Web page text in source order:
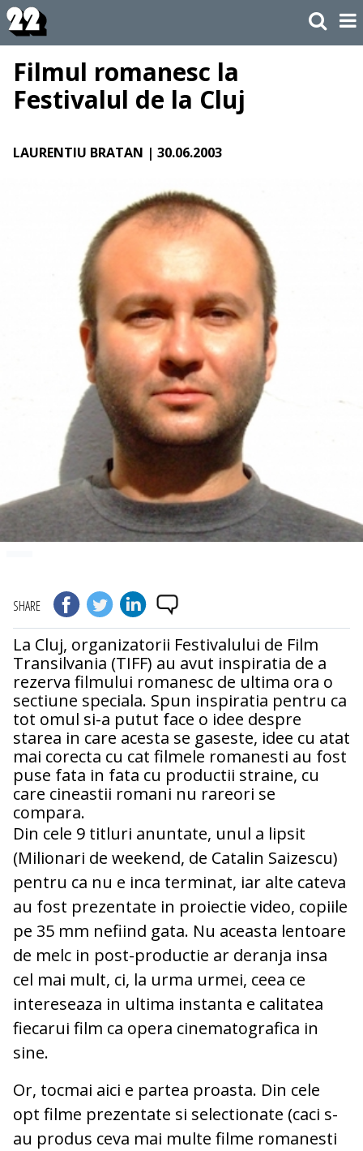
Filmul romanesc la
Festivalul de la Cluj
LAURENTIU BRATAN | 30.06.2003
SHARE
La Cluj, organizatorii Festivalului de Film
Transilvania (TIFF) au avut inspiratia de a
rezerva filmului romanesc de ultima ora o
sectiune speciala. Spun inspiratia pentru ca
tot omul si-a putut face o idee despre
starea in care acesta se gaseste, idee cu atat
mai corecta cu cat filmele romanesti au fost
puse fata in fata cu productii straine, cu
care cineastii romani nu rareori se
compara.
Din cele 9 titluri anuntate, unul a lipsit
(Milionari de weekend, de Catalin Saizescu)
pentru ca nu e inca terminat, iar alte cateva
au fost prezentate in proiectie video, copiile
pe 35 mm nefiind gata. Nu aceasta lentoare
de melc in post-productie ar deranja insa
cel mai mult, ci, la urma urmei, ceea ce
intereseaza in ultima instanta e calitatea
fiecarui film ca opera cinematografica in
sine.
Or, tocmai aici e partea proasta. Din cele
opt filme prezentate si selectionate (caci s-
au produs ceva mai multe filme romanesti